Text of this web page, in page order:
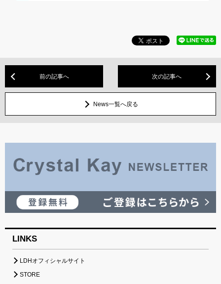
前の記事へ 次の記事へ
News一覧へ戻る
LINKS
LDHオフィシャルサイト
STORE